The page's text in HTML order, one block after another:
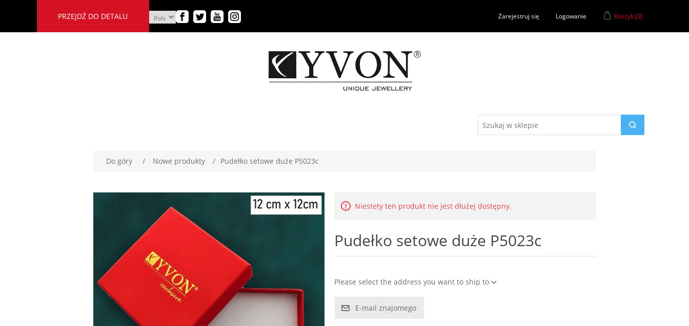
PRZEJDŹ DO DETALU Zarejestruj się Logowanie Koszyk(0)
Do góry / Nowe produkty / Pudełko setowe duże P5023c
Niestety ten produkt nie jest dłużej dostępny.
Pudełko setowe duże P5023c
Please select the address you want to ship to
E-mail znajomego